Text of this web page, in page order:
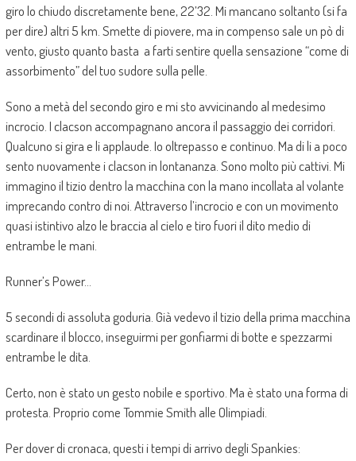
giro lo chiudo discretamente bene, 22’32. Mi mancano soltanto (si fa
per dire) altri 5 km. Smette di piovere, ma in compenso sale un pò di
vento, giusto quanto basta a farti sentire quella sensazione “come di
assorbimento” del tuo sudore sulla pelle.
Sono a metà del secondo giro e mi sto avvicinando al medesimo
incrocio. I clacson accompagnano ancora il passaggio dei corridori.
Qualcuno si gira e li applaude. Io oltrepasso e continuo. Ma di li a poco
sento nuovamente i clacson in lontananza. Sono molto più cattivi. Mi
immagino il tizio dentro la macchina con la mano incollata al volante
imprecando contro di noi. Attraverso l’incrocio e con un movimento
quasi istintivo alzo le braccia al cielo e tiro fuori il dito medio di
entrambe le mani.
Runner’s Power…
5 secondi di assoluta goduria. Già vedevo il tizio della prima macchina
scardinare il blocco, inseguirmi per gonfiarmi di botte e spezzarmi
entrambe le dita.
Certo, non è stato un gesto nobile e sportivo. Ma è stato una forma di
protesta. Proprio come Tommie Smith alle Olimpiadi.
Per dover di cronaca, questi i tempi di arrivo degli Spankies: